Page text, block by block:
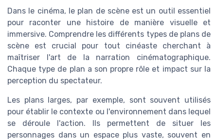
Dans le cinéma, le plan de scène est un outil essentiel
pour raconter une histoire de manière visuelle et
immersive. Comprendre les différents types de plans de
scène est crucial pour tout cinéaste cherchant à
maîtriser l'art de la narration cinématographique.
Chaque type de plan a son propre rôle et impact sur la
perception du spectateur.
Les plans larges, par exemple, sont souvent utilisés
pour établir le contexte ou l'environnement dans lequel
se déroule l'action. Ils permettent de situer les
personnages dans un espace plus vaste, souvent en